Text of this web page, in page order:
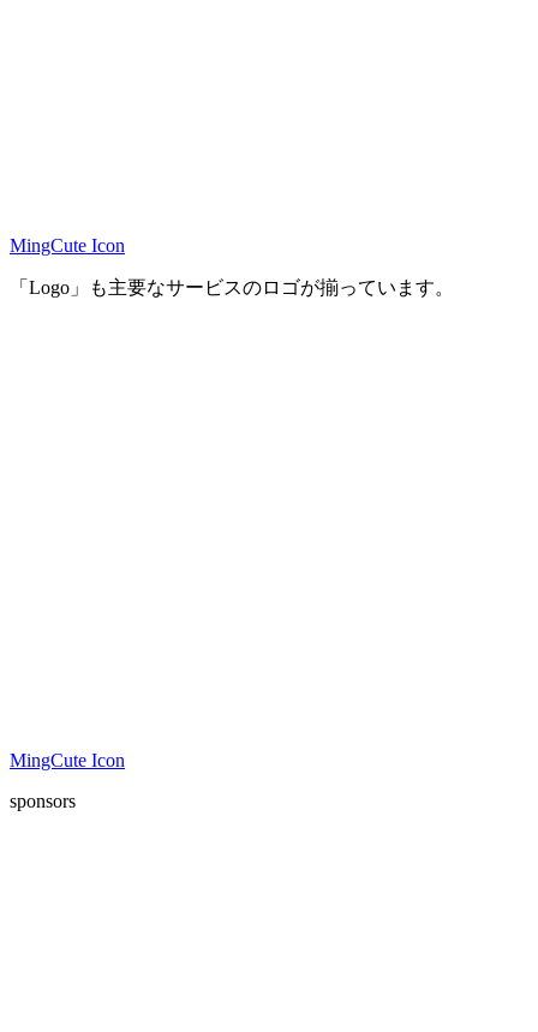
MingCute Icon
「Logo」も主要なサービスのロゴが揃っています。
MingCute Icon
sponsors